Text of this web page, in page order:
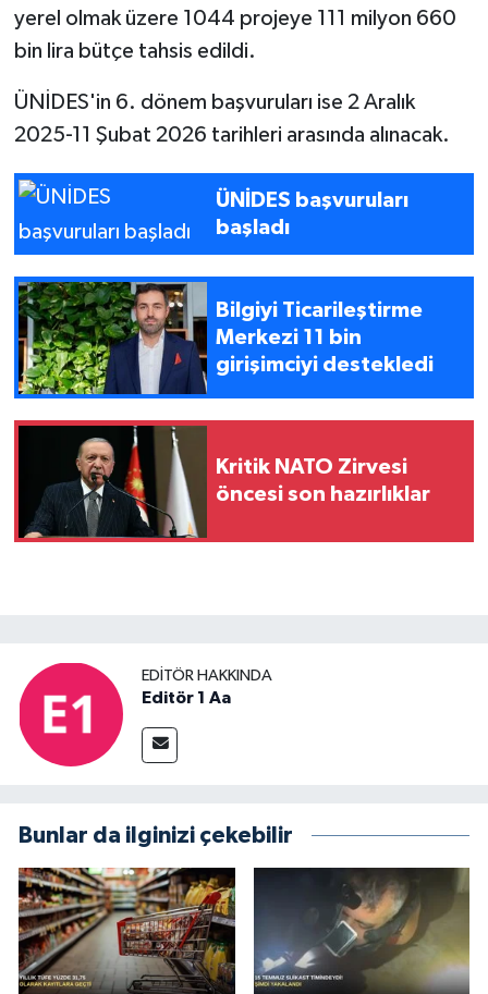
yerel olmak üzere 1044 projeye 111 milyon 660
bin lira bütçe tahsis edildi.
ÜNİDES'in 6. dönem başvuruları ise 2 Aralık
2025-11 Şubat 2026 tarihleri arasında alınacak.
ÜNİDES başvuruları
başladı
Bilgiyi Ticarileştirme
Merkezi 11 bin
girişimciyi destekledi
Kritik NATO Zirvesi
öncesi son hazırlıklar
EDITÖR HAKKINDA
Editör 1 Aa
Bunlar da ilginizi çekebilir